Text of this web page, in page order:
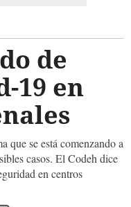
de
19 en
que se está comenzando a
casos. El Codeh dice
en centros